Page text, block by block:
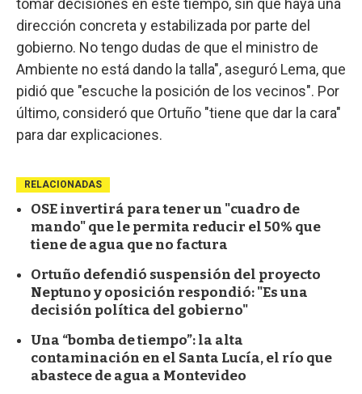
tomar decisiones en este tiempo, sin que haya una
dirección concreta y estabilizada por parte del
gobierno. No tengo dudas de que el ministro de
Ambiente no está dando la talla", aseguró Lema, que
pidió que "escuche la posición de los vecinos". Por
último, consideró que Ortuño "tiene que dar la cara"
para dar explicaciones.
RELACIONADAS
OSE invertirá para tener un "cuadro de
mando" que le permita reducir el 50% que
tiene de agua que no factura
Ortuño defendió suspensión del proyecto
Neptuno y oposición respondió: "Es una
decisión política del gobierno"
Una “bomba de tiempo”: la alta
contaminación en el Santa Lucía, el río que
abastece de agua a Montevideo